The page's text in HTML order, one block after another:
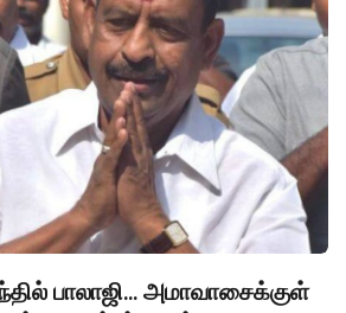
பாலாஜி... அமாவாசைக்குள்